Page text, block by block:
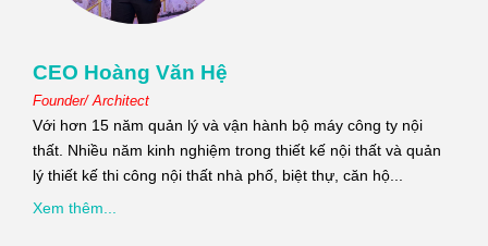
CEO Hoàng Văn Hệ
Founder/ Architect
Với hơn 15 năm quản lý và vận hành bộ máy công ty nội
thất. Nhiều năm kinh nghiệm trong thiết kế nội thất và quản
lý thiết kế thi công nội thất nhà phố, biệt thự, căn hộ...
Xem thêm...